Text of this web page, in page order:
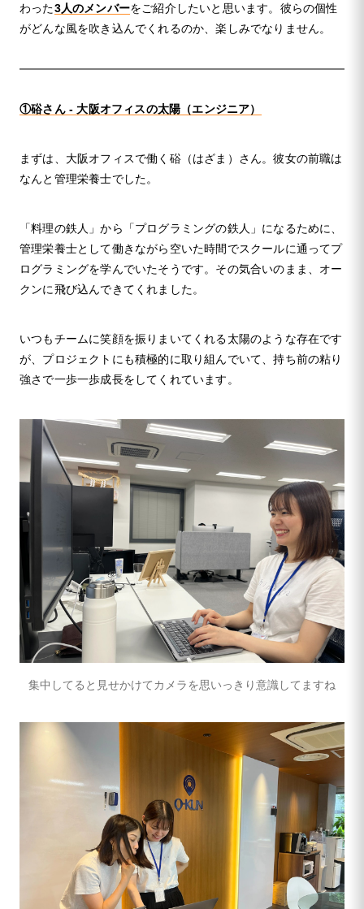
わった3人のメンバーをご紹介したいと思います。彼らの個性
がどんな風を吹き込んでくれるのか、楽しみでなりません。
①硲さん - 大阪オフィスの太陽（エンジニア）
まずは、大阪オフィスで働く硲（はざま）さん。彼女の前職は
なんと管理栄養士でした。
「料理の鉄人」から「プログラミングの鉄人」になるために、
管理栄養士として働きながら空いた時間でスクールに通ってプ
ログラミングを学んでいたそうです。その気合いのまま、オー
クンに飛び込んできてくれました。
いつもチームに笑顔を振りまいてくれる太陽のような存在です
が、プロジェクトにも積極的に取り組んでいて、持ち前の粘り
強さで一歩一歩成長をしてくれています。
集中してると見せかけてカメラを思いっきり意識してますね